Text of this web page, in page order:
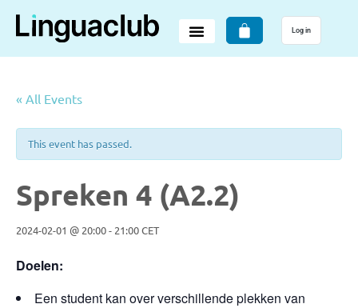
Log in
« All Events
This event has passed.
Spreken 4 (A2.2)
2024-02-01 @ 20:00- 21:00CET
Doelen:
Een student kan over verschillende plekken van